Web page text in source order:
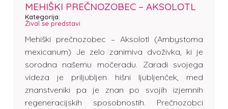
MEHIŠKI PREČNOZOBEC – AKSOLOTL
Kategorija:
Žival se predstavi
Mehiški prečnozobec – Aksolotl (Ambystoma
mexicanum) Je zelo zanimiva dvoživka, ki je
sorodna našemu močeradu. Zaradi svojega
videza je priljubljen hišni ljubljenček, med
znanstveniki pa je znan po svojih izjemnih
regeneracijskih sposobnostih. Prečnozobci